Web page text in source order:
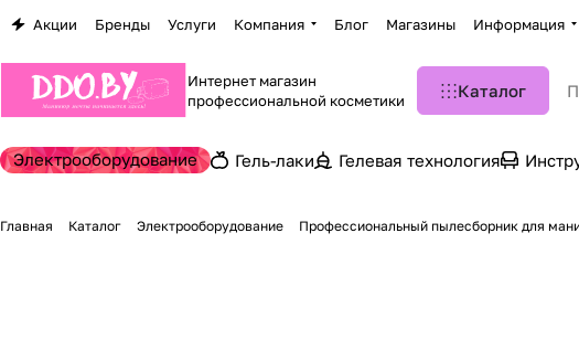
Акции Бренды Услуги Компания Блог Магазины Информация
Интернет магазин
профессиональной косметики
Каталог
Электрооборудование Гель-лаки Гелевая технология
Главная Каталог Электрооборудование Профессиональный пылесборник для